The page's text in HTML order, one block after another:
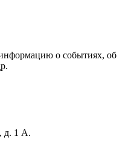
о событиях, об
д. 1 А.